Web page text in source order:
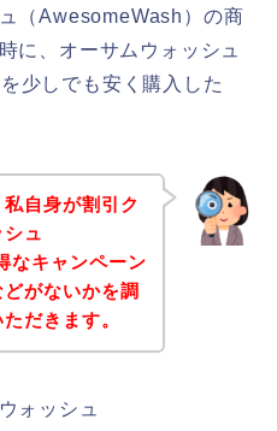
（AwesomeWash）の商
に、オーサムウォッシュ
少しでも安く購入した
自身が割引ク
ュ
なキャンペーン
がないかを調
だきます。
ォッシュ